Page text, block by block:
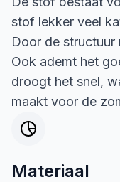
stof lekker veel
Door de
Ook ademt het
droogt het snel,
maakt voor de
Materiaal